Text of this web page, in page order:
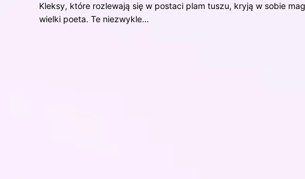
Kleksy, które rozlewają się w postaci plam tuszu, kryją w sobie
wielki poeta. Te niezwykle…